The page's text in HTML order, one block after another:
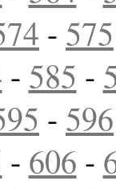
- 575
- 585 -
- 596
- 606 -